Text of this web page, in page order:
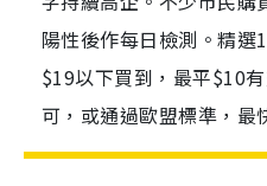
陽性後作每日檢測。精
$19以下買到，最平$10
可，或通過歐盟標準，最